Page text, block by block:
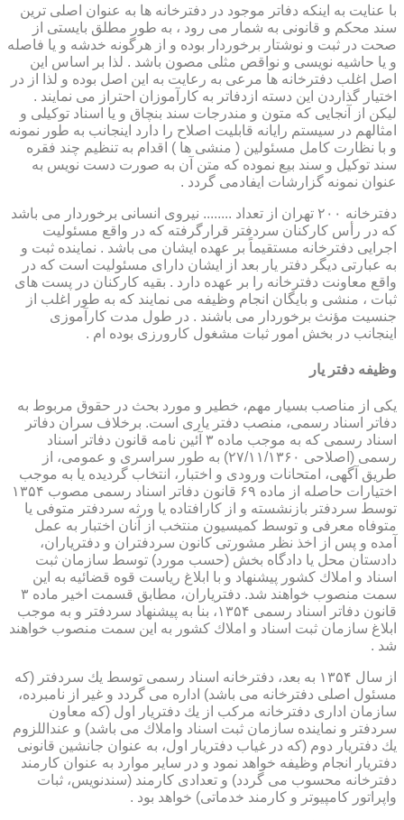
با عنایت به اینکه دفاتر موجود در دفترخانه ها به عنوان اصلی ترین
سند محکم و قانونی به شمار می رود ، به طور مطلق بایستی از
صحت در ثبت و نوشتار برخوردار بوده و از هرگونه خدشه و یا فاصله
و یا حاشیه نویسی و نواقص مثلی مصون باشد . لذا بر اساس این
اصل اغلب دفترخانه ها مرعی به رعایت به این اصل بوده و لذا از در
اختیار گذاردن این دسته ازدفاتر به کارآموزان احتراز می نمایند .
لیکن از آنجایی که متون و مندرجات سند بنچاق و یا اسناد توکیلی و
امثالهم در سیستم رایانه قابلیت اصلاح را دارد اینجانب به طور نمونه
و با نظارت کامل مسئولین ( منشی ها ) اقدام به تنظیم چند فقره
سند توکیل و سند بیع نموده که متن آن به صورت دست نویس به
عنوان نمونه گزارشات ایفادمی گردد .
دفترخانه ۲۰۰ تهران از تعداد ........ نیروی انسانی برخوردار می باشد
که در رأس کارکنان سردفتر قرارگرفته که در واقع مسئولیت
اجرایی دفترخانه مستقیماً بر عهده ایشان می باشد . نماینده ثبت و
به عبارتی دیگر دفتر یار بعد از ایشان دارای مسئولیت است که در
واقع معاونت دفترخانه را بر عهده دارد . بقیه کارکنان در پست های
ثبات ، منشی و بایگان انجام وظیفه می نمایند که به طور اغلب از
جنسیت مؤنث برخوردار می باشند . در طول مدت کارآموزی
اینجانب در بخش امور ثبات مشغول کارورزی بوده ام .
وظیفه دفتر یار
یكی از مناصب بسیار مهم، خطیر و مورد بحث در حقوق مربوط به
دفاتر اسناد رسمی، منصب دفتر یاری است. برخلاف سران دفاتر
اسناد رسمی كه به موجب ماده ۳ آئین نامه قانون دفاتر اسناد
رسمی (اصلاحی ۲۷/۱۱/۱۳۶۰) به طور سراسری و عمومی، از
طریق آگهی، امتحانات ورودی و اختبار، انتخاب گردیده یا به موجب
اختیارات حاصله از ماده ۶۹ قانون دفاتر اسناد رسمی مصوب ۱۳۵۴
توسط سردفتر بازنشسته و از كارافتاده یا ورثه سردفتر متوفی یا
متوفاه معرفی و توسط كمیسیون منتخب از آنان اختبار به عمل
آمده و پس از اخذ نظر مشورتی كانون سردفتران و دفتریاران،
دادستان محل یا دادگاه بخش (حسب مورد) توسط سازمان ثبت
اسناد و املاك كشور پیشنهاد و با ابلاغ ریاست قوه قضائیه به این
سمت منصوب خواهند شد. دفتریاران، مطابق قسمت اخیر ماده ۳
قانون دفاتر اسناد رسمی ۱۳۵۴، بنا به پیشنهاد سردفتر و به موجب
ابلاغ سازمان ثبت اسناد و املاك كشور به این سمت منصوب خواهند
شد .
از سال ۱۳۵۴ به بعد، دفترخانه اسناد رسمی توسط یك سردفتر (كه
مسئول اصلی دفترخانه می باشد) اداره می گردد و غیر از نامبرده،
سازمان اداری دفترخانه مركب از یك دفتریار اول (كه معاون
سردفتر و نماینده سازمان ثبت اسناد واملاك می باشد) و عنداللزوم
یك دفتریار دوم (كه در غیاب دفتریار اول، به عنوان جانشین قانونی
دفتریار انجام وظیفه خواهد نمود و در سایر موارد به عنوان كارمند
دفترخانه محسوب می گردد) و تعدادی كارمند (سندنویس، ثبات
واپراتور كامپیوتر و كارمند خدماتی) خواهد بود .